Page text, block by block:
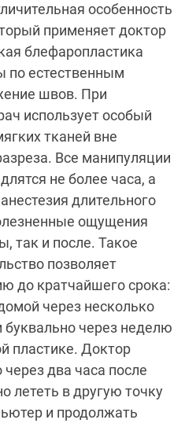
особенность
применяет доктор
блефаропластика
по естественным
швов. При
использует особый
тканей вне
Все манипуляции
не более часа, а
длительного
ощущения
так и после. Такое
позволяет
до кратчайшего срока:
через несколько
буквально через неделю
пластике. Доктор
два часа после
лететь в другую точку
и продолжать